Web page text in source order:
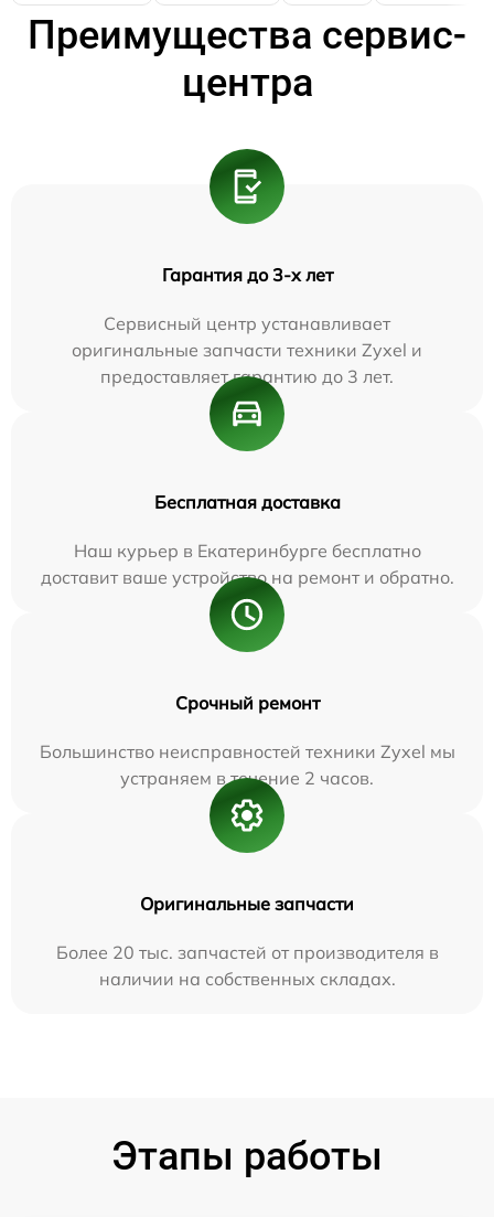
Преимущества сервис-
центра
Гарантия до 3-х лет
Сервисный центр устанавливает
оригинальные запчасти техники Zyxel и
предоставляет гарантию до 3 лет.
Бесплатная доставка
Наш курьер в Екатеринбурге бесплатно
доставит ваше устройство на ремонт и обратно.
Срочный ремонт
Большинство неисправностей техники Zyxel мы
устраняем в течение 2 часов.
Оригинальные запчасти
Более 20 тыс. запчастей от производителя в
наличии на собственных складах.
Этапы работы